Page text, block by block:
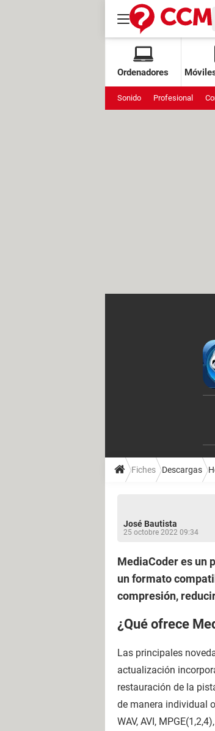
Ordenadores
Sonido Profesional
Fiches Descargas
José Bautista
25 octobre 2022 09:34
MediaCoder es un
un formato
compresión,
¿Qué ofrece
Las principales
actualización
restauración de la
de manera individual
WAV, AVI,